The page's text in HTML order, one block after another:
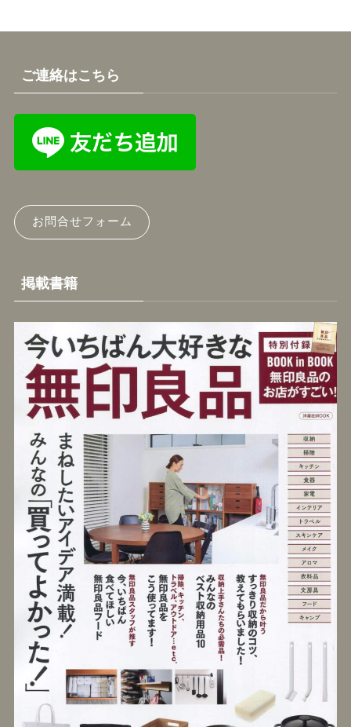
ご連絡はこちら
お問合せフォーム
掲載書籍